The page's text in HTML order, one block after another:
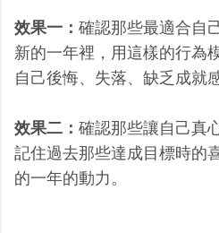
效果一： 確認那些最適合自
新的一年裡，用這樣的行為
自己後悔、失落、缺乏成就
效果二： 確認那些讓自己真
記住過去那些達成目標時的
的一年的動力。